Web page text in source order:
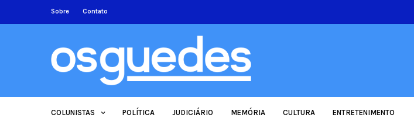
Sobre Contato
COLUNISTAS POLÍTICA JUDICIÁRIO MEMÓRIA CULTURA ENTRETENIMENTO